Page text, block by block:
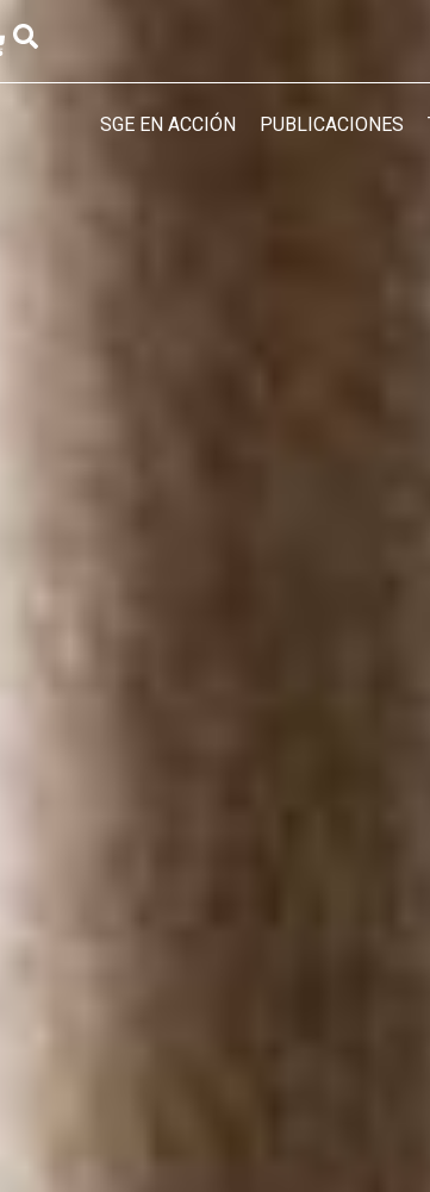
SGE EN ACCIÓN PUBLICACIONES